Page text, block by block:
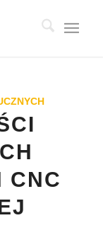
CNC